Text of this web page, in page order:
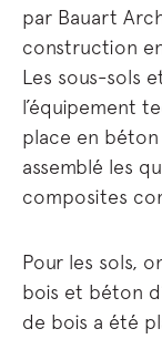
par Bauart
construction
Les sous-sols
l’équipement
place en béton
assemblé les
composites
Pour les sols,
bois et béton
de bois a été